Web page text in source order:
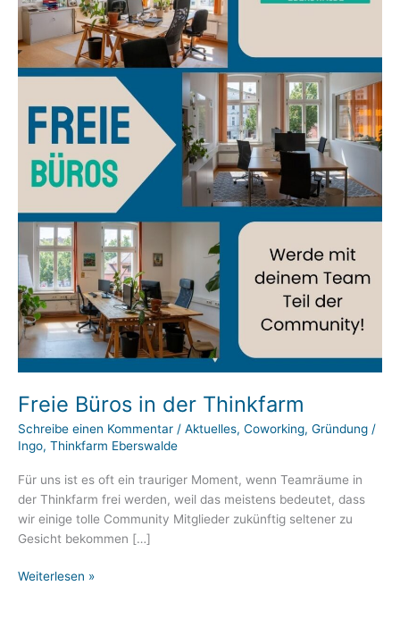
Freie Büros in der Thinkfarm
Schreibe einen Kommentar / Aktuelles, Coworking, Gründung /
Ingo, Thinkfarm Eberswalde
Für uns ist es oft ein trauriger Moment, wenn Teamräume in
der Thinkfarm frei werden, weil das meistens bedeutet, dass
wir einige tolle Community Mitglieder zukünftig seltener zu
Gesicht bekommen […]
Freie
Weiterlesen »